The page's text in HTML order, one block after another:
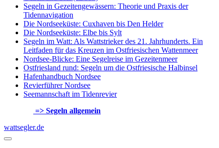
Segeln in Gezeitengewässern: Theorie und Praxis der
Tidennavigation
Die Nordseeküste: Cuxhaven bis Den Helder
Die Nordseeküste: Elbe bis Sylt
Segeln im Watt: Als Wattstrieker des 21. Jahrhunderts. Ein
Leitfaden für das Kreuzen im Ostfriesischen Wattenmeer
Nordsee-Blicke: Eine Segelreise im Gezeitenmeer
Ostfriesland rund: Segeln um die Ostfriesische Halbinsel
Hafenhandbuch Nordsee
Revierführer Nordsee
Seemannschaft im Tidenrevier
=> Segeln allgemein
wattsegler.de